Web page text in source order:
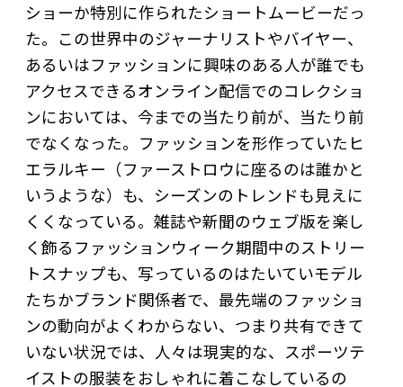
ショーか特別に作られたショートムービーだっ
た。この世界中のジャーナリストやバイヤー、
あるいはファッションに興味のある人が誰でも
アクセスできるオンライン配信でのコレクショ
ンにおいては、今までの当たり前が、当たり前
でなくなった。ファッションを形作っていたヒ
エラルキー（ファーストロウに座るのは誰かと
いうような）も、シーズンのトレンドも見えに
くくなっている。雑誌や新聞のウェブ版を楽し
く飾るファッションウィーク期間中のストリー
トスナップも、写っているのはたいていモデル
たちかブランド関係者で、最先端のファッショ
ンの動向がよくわからない、つまり共有できて
いない状況では、人々は現実的な、スポーツテ
イストの服装をおしゃれに着こなしているの